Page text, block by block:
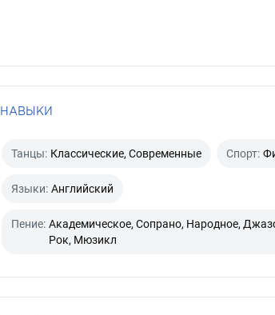
НАВЫКИ
Танцы: Классические, Современные Спорт:
Языки: Английский
Пение: Академическое, Сопрано, Народное,
Рок, Мюзикл